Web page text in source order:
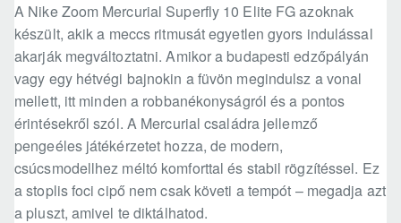
A Nike Zoom Mercurial Superfly 10 Elite FG azoknak
készült, akik a meccs ritmusát egyetlen gyors indulással
akarják megváltoztatni. Amikor a budapesti edzőpályán
vagy egy hétvégi bajnokin a füvön megindulsz a vonal
mellett, itt minden a robbanékonyságról és a pontos
érintésekről szól. A Mercurial családra jellemző
pengeéles játékérzetet hozza, de modern,
csúcsmodellhez méltó komforttal és stabil rögzítéssel. Ez
a stoplis foci cipő nem csak követi a tempót – megadja azt
a pluszt, amivel te diktálhatod.